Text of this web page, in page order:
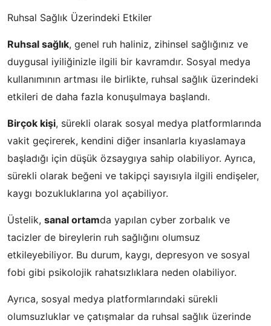
Ruhsal Sağlık Üzerindeki Etkiler
Ruhsal sağlık, genel ruh haliniz, zihinsel sağlığınız ve
duygusal iyiliğinizle ilgili bir kavramdır. Sosyal medya
kullanımının artması ile birlikte, ruhsal sağlık üzerindeki
etkileri de daha fazla konuşulmaya başlandı.
Birçok kişi, sürekli olarak sosyal medya platformlarında
vakit geçirerek, kendini diğer insanlarla kıyaslamaya
başladığı için düşük özsaygıya sahip olabiliyor. Ayrıca,
sürekli olarak beğeni ve takipçi sayısıyla ilgili endişeler,
kaygı bozukluklarına yol açabiliyor.
Üstelik, sanal ortamda yapılan cyber zorbalık ve
tacizler de bireylerin ruh sağlığını olumsuz
etkileyebiliyor. Bu durum, kaygı, depresyon ve sosyal
fobi gibi psikolojik rahatsızlıklara neden olabiliyor.
Ayrıca, sosyal medya platformlarındaki sürekli
olumsuzluklar ve çatışmalar da ruhsal sağlık üzerinde